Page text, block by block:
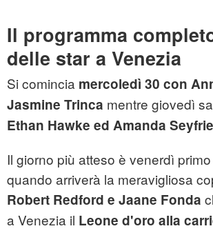
Il programma
delle star a Venezia
Si comincia mercoledì 30 con
Jasmine Trinca mentre giovedì
Ethan Hawke ed Amanda
Il giorno più atteso è venerdì
quando arriverà la meravigliosa
Robert Redford e Jaane Fonda
a Venezia il Leone d'oro alla